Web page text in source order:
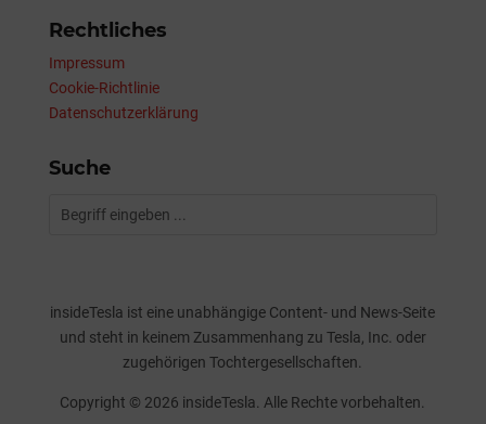
Rechtliches
Impressum
Cookie-Richtlinie
Datenschutzerklärung
Suche
insideTesla ist eine unabhängige Content- und News-Seite
und steht in keinem Zusammenhang zu Tesla, Inc. oder
zugehörigen Tochtergesellschaften.
Copyright © 2026 insideTesla. Alle Rechte vorbehalten.